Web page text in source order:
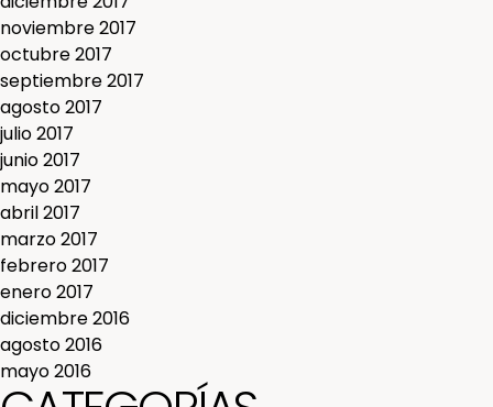
noviembre 2017
octubre 2017
septiembre 2017
agosto 2017
julio 2017
junio 2017
mayo 2017
abril 2017
marzo 2017
febrero 2017
enero 2017
diciembre 2016
agosto 2016
mayo 2016